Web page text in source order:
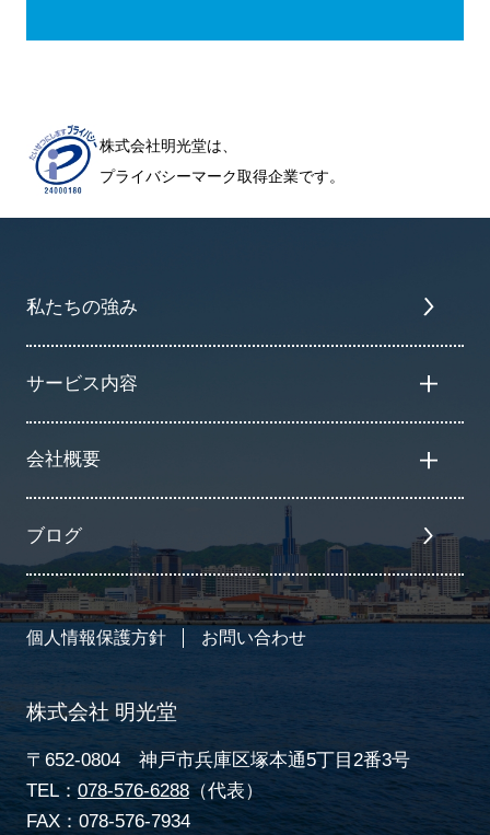
株式会社明光堂は、
プライバシーマーク取得企業です。
私たちの強み
サービス内容
会社概要
ブログ
個人情報保護方針 お問い合わせ
株式会社 明光堂
〒652-0804 神戸市兵庫区塚本通5丁目2番3号
TEL： 078-576-6288（代表）
FAX：078-576-7934